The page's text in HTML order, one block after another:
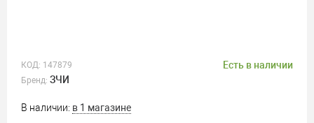
КОД: 147879 Есть в наличии
Бренд: ЗЧИ
В наличии: в 1 магазине